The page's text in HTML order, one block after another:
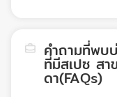
คำถามที่พบ
ที่มีสเปซ สา
ดา(FAQs)